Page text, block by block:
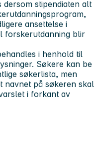
dersom stipendiaten alt
ansettelse i
forskerutdanning blir
i henhold til
Søkere kan be
søkerlista, men
navnet på søkeren skal
i forkant av